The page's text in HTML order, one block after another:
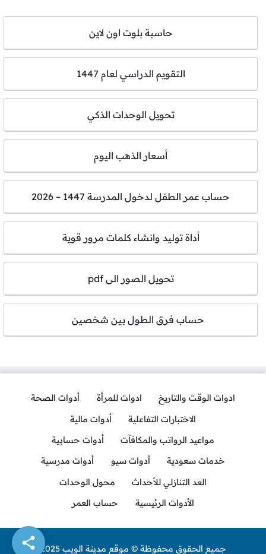
حاسبة بلوت اون لاين
التقويم الدراسي لعام 1447
تحويل الوحدات الذكي
أسعار الذهب اليوم
حساب عمر الطفل لدخول المدرسة 1447 – 2026
أداة توليد وانشاء كلمات مرور قوية
تحويل الصور الى pdf
حساب فرق الطول بين شخصين
ادوات الوقت والتاريخ ادوات للمرأة
أدوات الصحة
الاختبارات التفاعلية
أدوات مالية
مواعيد الرواتب والمكافآت
أدوات حسابية
خدمات سعودية
أدوات سيو
أدوات مدرسية
العد التنازلي للأحداث
محول الوحدات
الأدوات الرئيسية
حساب العمر
جميع الحقوق محفوظة © موقع مدينة الويب 2025